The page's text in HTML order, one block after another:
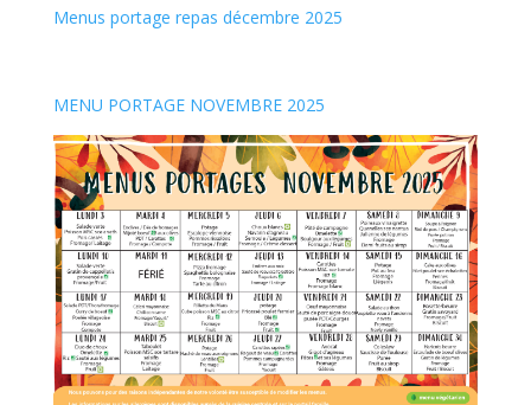
Menus portage repas décembre 2025
MENU PORTAGE NOVEMBRE 2025